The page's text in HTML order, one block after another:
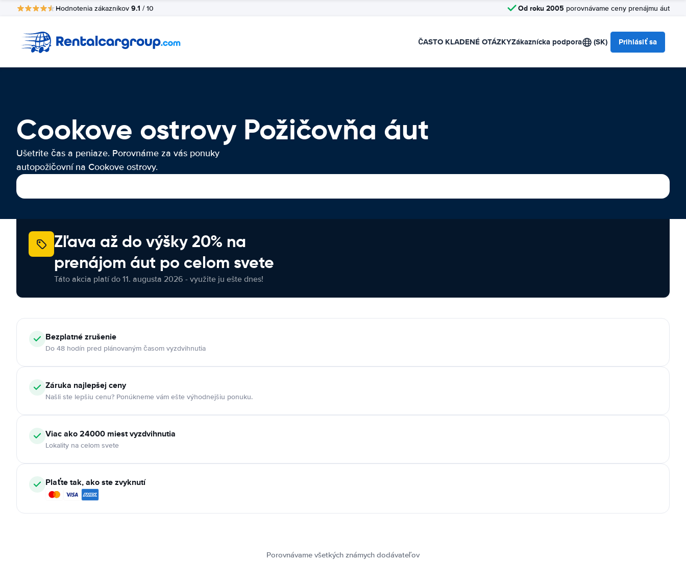
Hodnotenia zákazníkov 9.1 / 10 Od roku 2005 porovnávame ceny prenájmu áut
ČASTO KLADENÉ OTÁZKYZákaznícka podpora (SK) Prihlásiť sa
Cookove ostrovy Požičovňa áut
Ušetrite čas a peniaze. Porovnáme za vás ponuky
autopožičovní na Cookove ostrovy.
Zľava až do výšky 20% na
prenájom áut po celom svete
Táto akcia platí do 11. augusta 2026 - využite ju ešte dnes!
Bezplatné zrušenie
Do 48 hodín pred plánovaným časom vyzdvihnutia
Záruka najlepšej ceny
Našli ste lepšiu cenu? Ponúkneme vám ešte výhodnejšiu ponuku.
Viac ako 24000 miest vyzdvihnutia
Lokality na celom svete
Plaťte tak, ako ste zvyknutí
Porovnávame všetkých známych dodávateľov